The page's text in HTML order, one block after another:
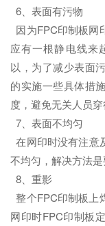
6、表面有污物
因为FPC印制板网
应有一根静电线来
以，为了减少表面
的实施一些具体措
度，避免无关人员
7、表面不均匀
在网印时没有注意
不均匀，解决方法是
8、重影
整个FPC印制板上
网印时FPC印制板